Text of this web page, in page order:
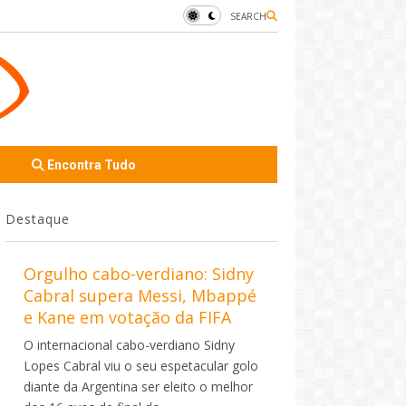
SEARCH
Encontra Tudo
Destaque
Orgulho cabo-verdiano: Sidny
Cabral supera Messi, Mbappé
e Kane em votação da FIFA
O internacional cabo-verdiano Sidny
Lopes Cabral viu o seu espetacular golo
diante da Argentina ser eleito o melhor